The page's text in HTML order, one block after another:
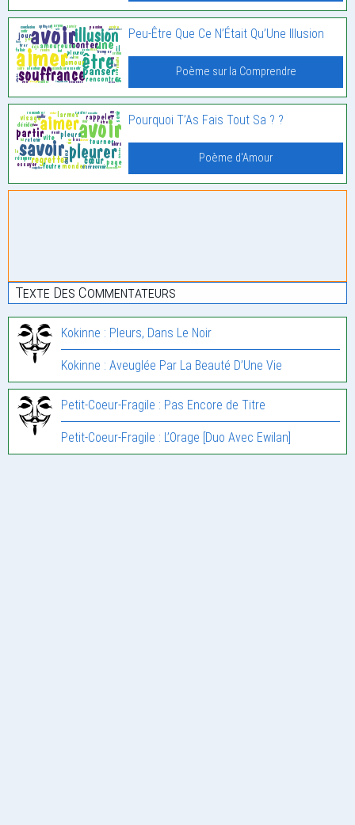
Peu-Être Que Ce N’Était Qu’Une Illusion
Poème sur la Comprendre
Pourquoi T’As Fais Tout Sa ? ?
Poème d'Amour
Texte Des Commentateurs
Kokinne : Pleurs, Dans Le Noir
Kokinne : Aveuglée Par La Beauté D’Une Vie
Petit-Coeur-Fragile : Pas Encore de Titre
Petit-Coeur-Fragile : L’Orage [Duo Avec Ewilan]